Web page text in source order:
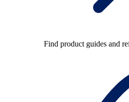
Find product guides and